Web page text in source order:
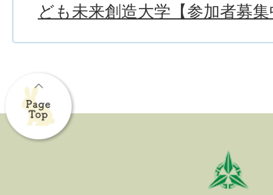
ども未来創造大学【参加者募